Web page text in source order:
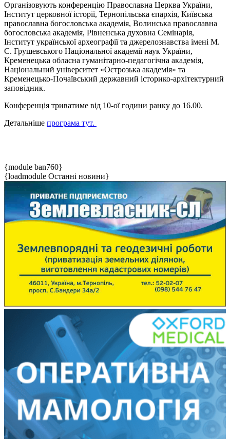
Організовують конференцію Православна Церква України,
Інститут церковної історії, Тернопільська єпархія, Київська
православна богословська академія, Волинська православна
богословська академія, Рівненська духовна Семінарія,
Інститут української археографії та джерелознавства імені М.
С. Грушевського Національної академії наук України,
Кременецька обласна гуманітарно-педагогічна академія,
Національний університет «Острозька академія» та
Кременецько-Почаївський державний історико-архітектурний
заповідник.
Конференція триватиме від 10-ої години ранку до 16.00.
Детальніше програма тут.
{module ban760}
{loadmodule Останні новини}